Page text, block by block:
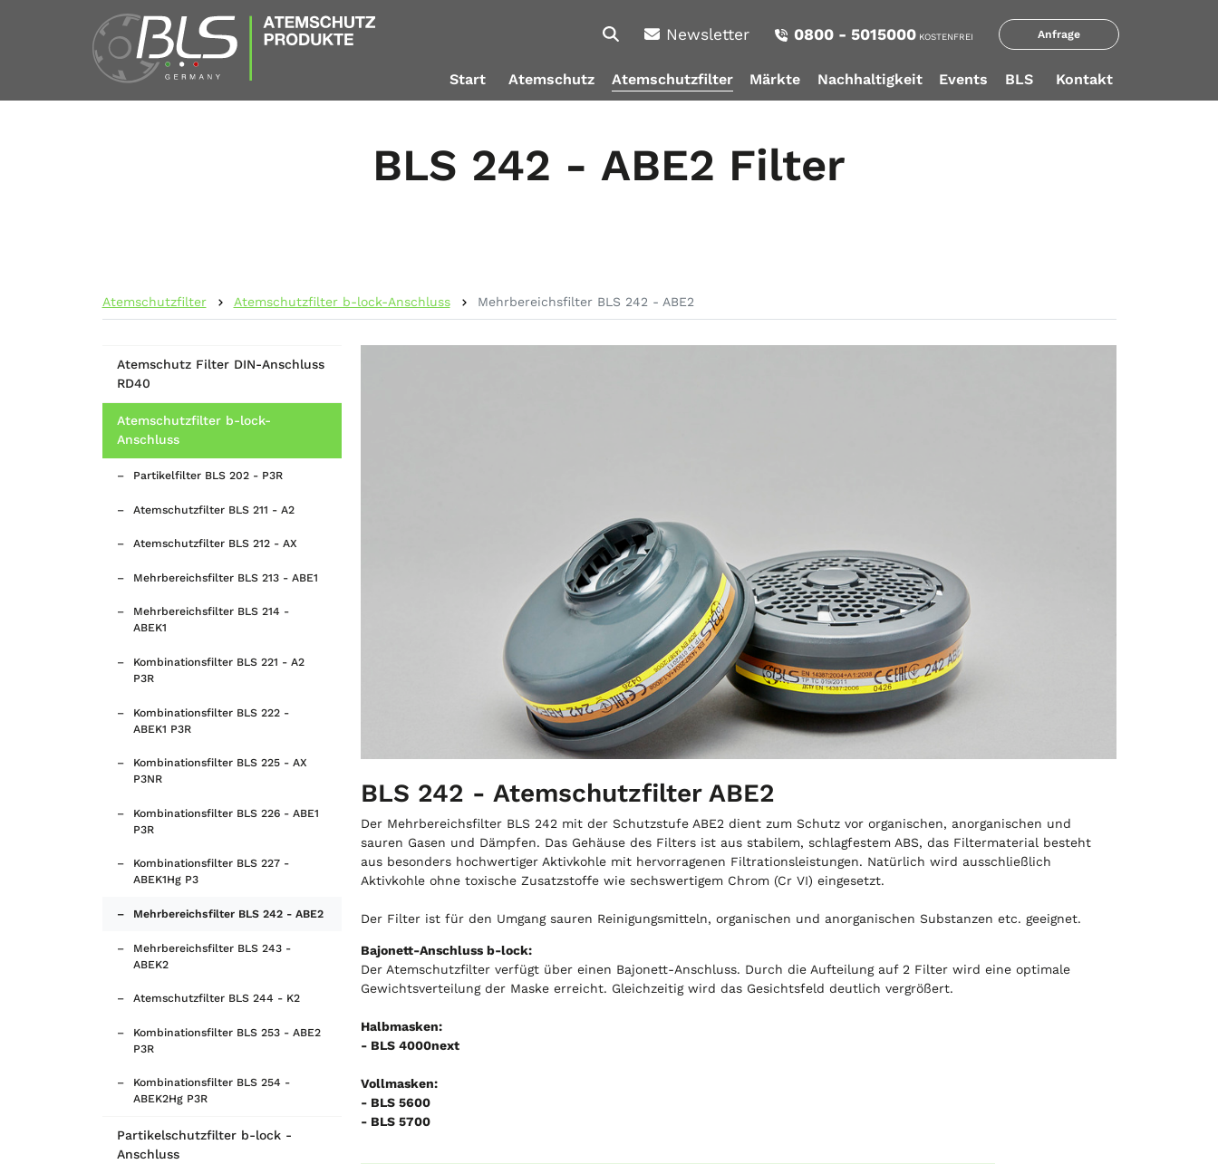
Newsletter 0800 - 5015000 KOSTENFREI Anfrage
Start Atemschutz Atemschutzfilter Märkte Nachhaltigkeit Events BLS Kontakt
BLS 242 - ABE2 Filter
Atemschutzfilter Atemschutzfilter b-lock-Anschluss Mehrbereichsfilter BLS 242 - ABE2
Atemschutz Filter DIN-Anschluss
RD40
Atemschutzfilter b-lock-
Anschluss
Partikelfilter BLS 202 - P3R
Atemschutzfilter BLS 211 - A2
Atemschutzfilter BLS 212 - AX
Mehrbereichsfilter BLS 213 - ABE1
Mehrbereichsfilter BLS 214 -
ABEK1
Kombinationsfilter BLS 221 - A2
P3R
Kombinationsfilter BLS 222 -
ABEK1 P3R
Kombinationsfilter BLS 225 - AX
P3NR
Kombinationsfilter BLS 226 - ABE1
P3R
Kombinationsfilter BLS 227 -
ABEK1Hg P3
Mehrbereichsfilter BLS 242 - ABE2
Mehrbereichsfilter BLS 243 -
ABEK2
Atemschutzfilter BLS 244 - K2
Kombinationsfilter BLS 253 - ABE2
P3R
Kombinationsfilter BLS 254 -
ABEK2Hg P3R
Partikelschutzfilter b-lock -
Anschluss
BLS 242 - Atemschutzfilter ABE2
Der Mehrbereichsfilter BLS 242 mit der Schutzstufe ABE2 dient zum Schutz vor organischen, anorganischen und
sauren Gasen und Dämpfen. Das Gehäuse des Filters ist aus stabilem, schlagfestem ABS, das Filtermaterial besteht
aus besonders hochwertiger Aktivkohle mit hervorragenen Filtrationsleistungen. Natürlich wird ausschließlich
Aktivkohle ohne toxische Zusatzstoffe wie sechswertigem Chrom (Cr VI) eingesetzt.
Der Filter ist für den Umgang sauren Reinigungsmitteln, organischen und anorganischen Substanzen etc. geeignet.
Bajonett-Anschluss b-lock:
Der Atemschutzfilter verfügt über einen Bajonett-Anschluss. Durch die Aufteilung auf 2 Filter wird eine optimale
Gewichtsverteilung der Maske erreicht. Gleichzeitig wird das Gesichtsfeld deutlich vergrößert.
Halbmasken:
- BLS 4000next
Vollmasken:
- BLS 5600
- BLS 5700